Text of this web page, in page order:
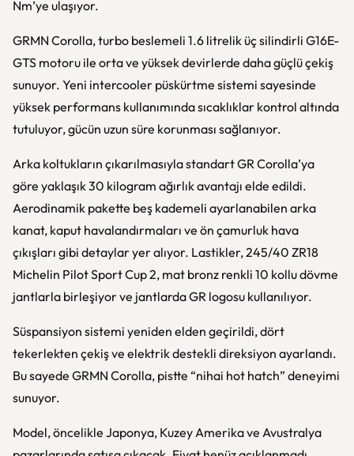
Nm’ye ulaşıyor.
GRMN Corolla, turbo beslemeli 1.6 litrelik üç silindirli G16E-
GTS motoru ile orta ve yüksek devirlerde daha güçlü çekiş
sunuyor. Yeni intercooler püskürtme sistemi sayesinde
yüksek performans kullanımında sıcaklıklar kontrol altında
tutuluyor, gücün uzun süre korunması sağlanıyor.
Arka koltukların çıkarılmasıyla standart GR Corolla’ya
göre yaklaşık 30 kilogram ağırlık avantajı elde edildi.
Aerodinamik pakette beş kademeli ayarlanabilen arka
kanat, kaput havalandırmaları ve ön çamurluk hava
çıkışları gibi detaylar yer alıyor. Lastikler, 245/40 ZR18
Michelin Pilot Sport Cup 2, mat bronz renkli 10 kollu dövme
jantlarla birleşiyor ve jantlarda GR logosu kullanılıyor.
Süspansiyon sistemi yeniden elden geçirildi, dört
tekerlekten çekiş ve elektrik destekli direksiyon ayarlandı.
Bu sayede GRMN Corolla, pistte “nihai hot hatch” deneyimi
sunuyor.
Model, öncelikle Japonya, Kuzey Amerika ve Avustralya